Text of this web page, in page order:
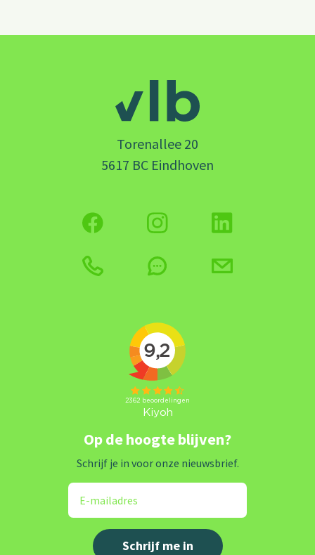
Torenallee 20
5617 BC Eindhoven
Op de hoogte blijven?
Schrijf je in voor onze nieuwsbrief.